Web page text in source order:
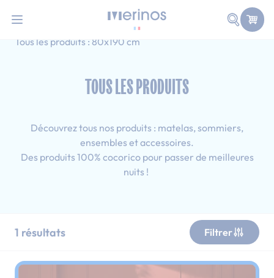
Faire
Accueil
Ado
Tous les produits : 80x190 cm
TOUS LES PRODUITS
Découvrez tous nos produits : matelas, sommiers,
ensembles et accessoires.
Des produits 100% cocorico pour passer de meilleures
nuits !
1 résultats Filtrer